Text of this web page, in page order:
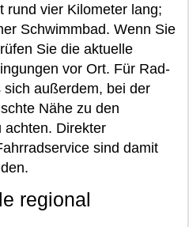
rund vier Kilometer lang;
Schwimmbad. Wenn Sie
Sie die aktuelle
vor Ort. Für Rad-
außerdem, bei der
Nähe zu den
achten. Direkter
sind damit
regional